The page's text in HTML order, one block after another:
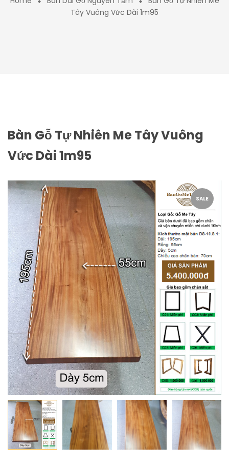
Tây Vuông Vức Dài 1m95
Bàn Gỗ Tự Nhiên Me Tây Vuông
Vức Dài 1m95
SALE